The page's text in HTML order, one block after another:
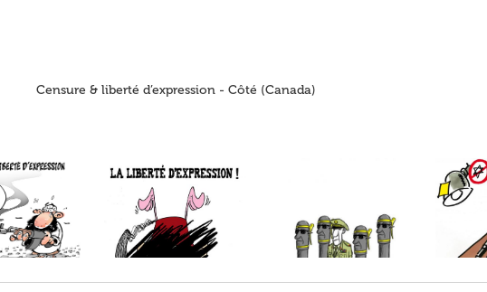
Censure & liberté d’expression - Côté (Canada)